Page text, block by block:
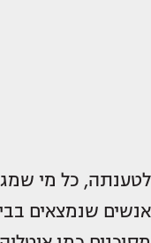
לטענתה, כל מי
אנשים שנמצאים